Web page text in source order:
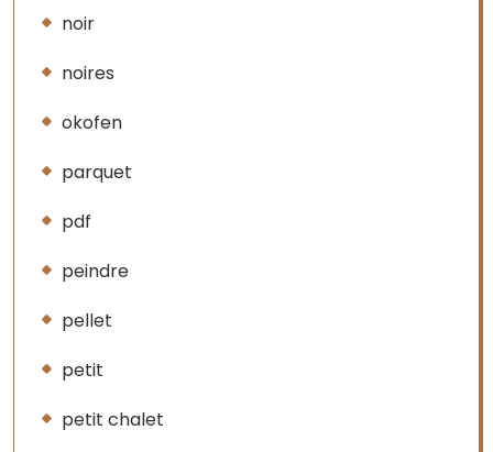
noir
noires
okofen
parquet
pdf
peindre
pellet
petit
petit chalet